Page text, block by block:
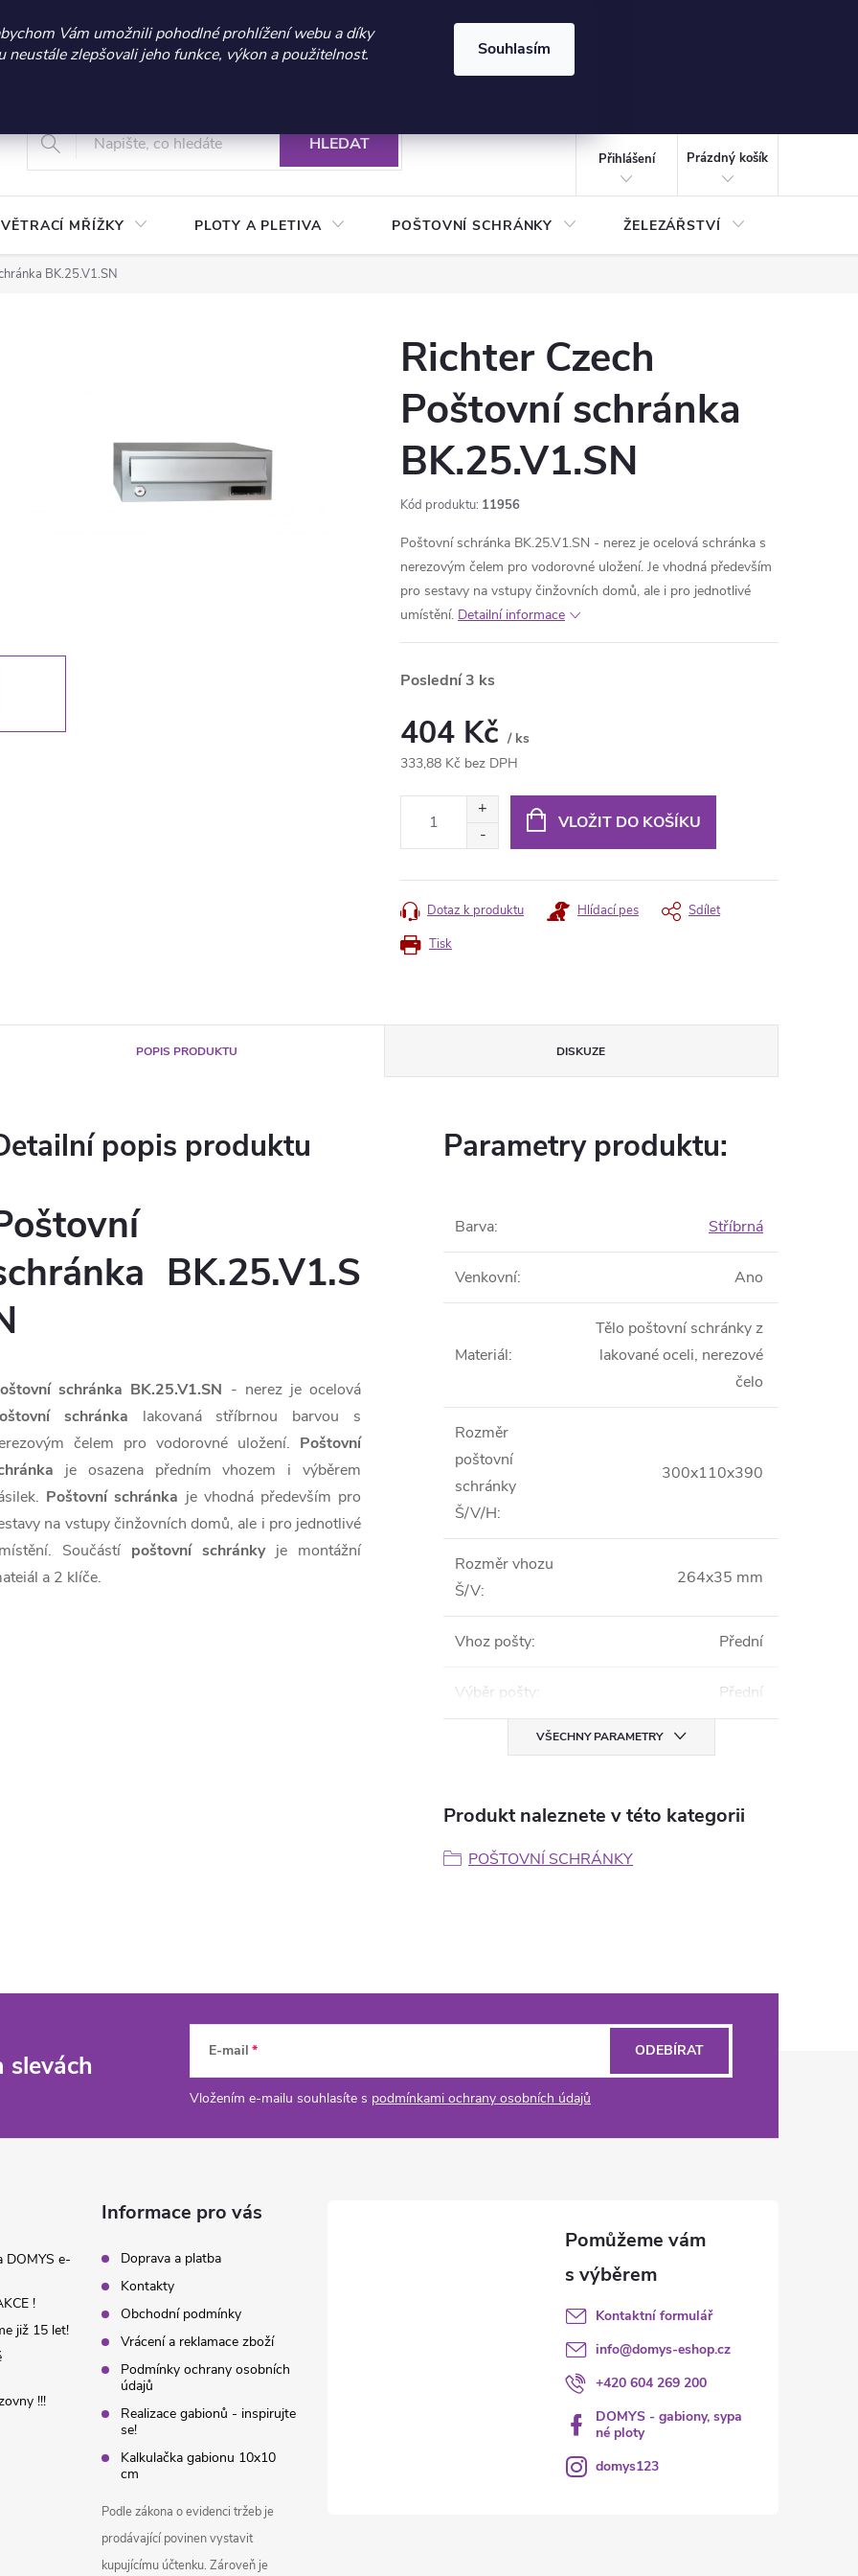
sleva 300 Kč při nákupu nad 3.000 Kč | Platnost do 21.9.2026 ⏰ | Kód: LÉTO2026
Vám umožnili pohodlné prohlížení webu a díky
neustále zlepšovali jeho funkce, výkon a použitelnost.
Souhlasím
+420 604 269 200
Vrácení a reklamace zboží Podmínky ochrany osobních údajů
HLEDAT
Přihlášení
KOŠÍK
Prázdný košík
VĚTRACÍ MŘÍŽKY PLOTY A PLETIVA POŠTOVNÍ SCHRÁNKY ŽELEZÁŘSTVÍ
BK.25.V1.SN
Richter Czech
Poštovní schránka
BK.25.V1.SN
Kód produktu: 11956
Poštovní schránka BK.25.V1.SN - nerez je ocelová schránka s
nerezovým čelem pro vodorovné uložení. Je vhodná především
pro sestavy na vstupy činžovních domů, ale i pro jednotlivé
umístění. Detailní informace
Poslední3 ks
404 Kč / ks
333,88 Kč bez DPH
VLOŽIT DO KOŠÍKU
Tisk
Dotaz k produktu Hlídací pes Sdílet
POPIS PRODUKTU DISKUZE
popis produktu
BK.25.V1.S
schránka BK.25.V1.SN - nerez je ocelová
schránka lakovaná stříbrnou barvou s
čelem pro vodorovné uložení. Poštovní
je osazena předním vhozem i výběrem
Poštovní schránka je vhodná především pro
na vstupy činžovních domů, ale i pro jednotlivé
Součástí poštovní schránkyje montážní
a 2 klíče.
Parametry produktu:
Barva: Stříbrná
Venkovní: Ano
Materiál:
Tělo poštovní schránky z
lakované oceli, nerezové
čelo
Rozměr
poštovní
schránky
Š/V/H:
300x110x390
Rozměr vhozu
Š/V:
264x35 mm
Vhoz pošty: Přední
Výběr pošty: Přední
VŠECHNY PARAMETRY
Produkt naleznete v této kategorii
POŠTOVNÍ SCHRÁNKY
slevách E-mail
Vložením e-mailu souhlasíte s podmínkami ochrany osobních údajů
ODEBÍRAT
DOMYS e-
!
již 15 let!
!!!
Informace pro vás
Doprava a platba
Kontakty
Obchodní podmínky
Vrácení a reklamace zboží
Podmínky ochrany osobních
údajů
Realizace gabionů - inspirujte
se!
Kalkulačka gabionu 10x10
cm
Podle zákona o evidenci tržeb je
prodávající povinen vystavit
kupujícímu účtenku. Zároveň je
Kontaktní formulář
info@domys-eshop.cz
+420 604 269 200
DOMYS - gabiony, sypa
né ploty
domys123